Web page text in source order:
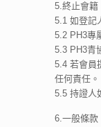
5.終止會籍
5.1 如登記
5.2 PH3專
5.3 PH3青
5.4 若會員
任何責任。
5.5 持證人
6.一般條款